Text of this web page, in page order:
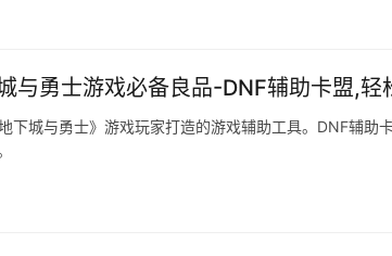
与勇士游戏必备良品-DNF辅助卡盟,轻
下城与勇士》游戏玩家打造的游戏辅助工具。DNF辅助